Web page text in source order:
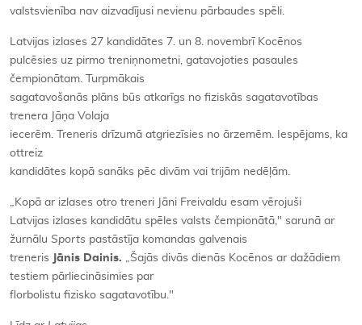
valstsvienība nav aizvadījusi nevienu pārbaudes spēli.
Latvijas izlases 27 kandidātes 7. un 8. novembrī Kocēnos
pulcēsies uz pirmo treniņnometni, gatavojoties pasaules
čempionātam. Turpmākais
sagatavošanās plāns būs atkarīgs no fiziskās sagatavotības
trenera Jāņa Volaja
iecerēm. Treneris drīzumā atgriezīsies no ārzemēm. Iespējams, ka
ottreiz
kandidātes kopā sanāks pēc divām vai trijām nedēļām.
„Kopā ar izlases otro treneri Jāni Freivaldu esam vērojuši
Latvijas izlases kandidātu spēles valsts čempionātā," sarunā ar
žurnālu Sports pastāstīja komandas galvenais
treneris
Jānis Dainis. „Šajās divās dienās Kocēnos ar dažādiem
testiem pārliecināsimies par
florbolistu fizisko sagatavotību."